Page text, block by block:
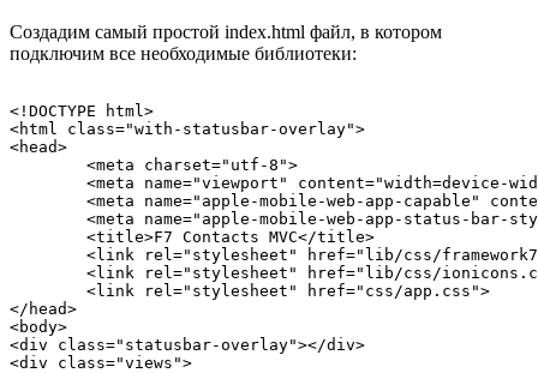
Создадим самый простой index.html файл, в котором
подключим все необходимые библиотеки:
<!DOCTYPE html>
<html class="with-statusbar-overlay">
<head>
</head>
<body>
<div class="statusbar-overlay"></div>
<div class="views">